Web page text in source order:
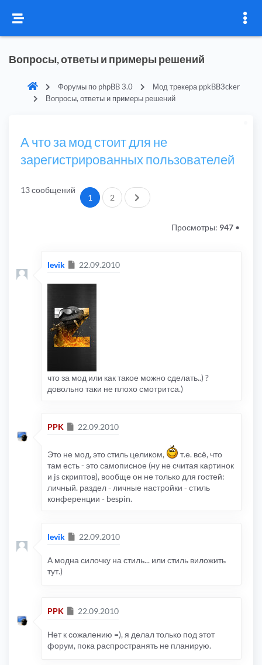
Вопросы, ответы и примеры решений
Форумы по phpBB 3.0
Мод трекера ppkBB3cker
Вопросы, ответы и примеры решений
А что за мод стоит для не
зарегистрированных пользователей
13 сообщений
1 2 След.
Просмотры: 947 •
levik Сообщение
22.09.2010
что за мод или как такое можно сделать..) ?
довольно таки не плохо смотритса.)
PPK Сообщение
22.09.2010
Это не мод, это стиль целиком,
т.е. всё, что
там есть - это самописное (ну не считая картинок
и js скриптов), вообще он не только для гостей:
личный. раздел - личные настройки - стиль
конференции - bespin.
levik Сообщение
22.09.2010
А модна силочку на стиль... или стиль виложить
тут.)
PPK Сообщение
22.09.2010
Нет к сожалению =), я делал только под этот
форум, пока распространять не планирую.